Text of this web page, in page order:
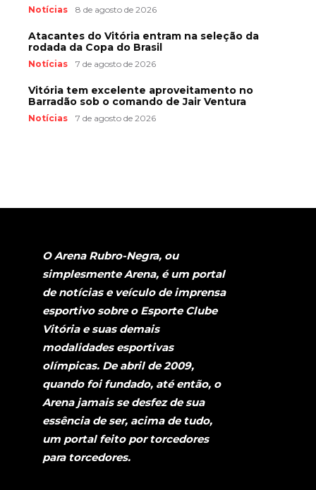
Notícias 8 de agosto de 2026
Atacantes do Vitória entram na seleção da
rodada da Copa do Brasil
Notícias 7 de agosto de 2026
Vitória tem excelente aproveitamento no
Barradão sob o comando de Jair Ventura
Notícias 7 de agosto de 2026
O Arena Rubro-Negra, ou
simplesmente Arena, é um portal
de notícias e veículo de imprensa
esportivo sobre o Esporte Clube
Vitória e suas demais
modalidades esportivas
olímpicas. De abril de 2009,
quando foi fundado, até então, o
Arena jamais se desfez de sua
essência de ser, acima de tudo,
um portal feito por torcedores
para torcedores.